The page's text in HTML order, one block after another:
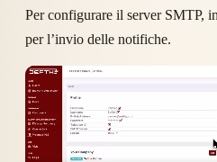
Per configurare il server SMTP,
per l’invio delle notifiche.